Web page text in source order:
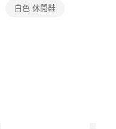
監護人之同意方可使用
帳號之用戶狀況，依本公司即
白色 休閒鞋